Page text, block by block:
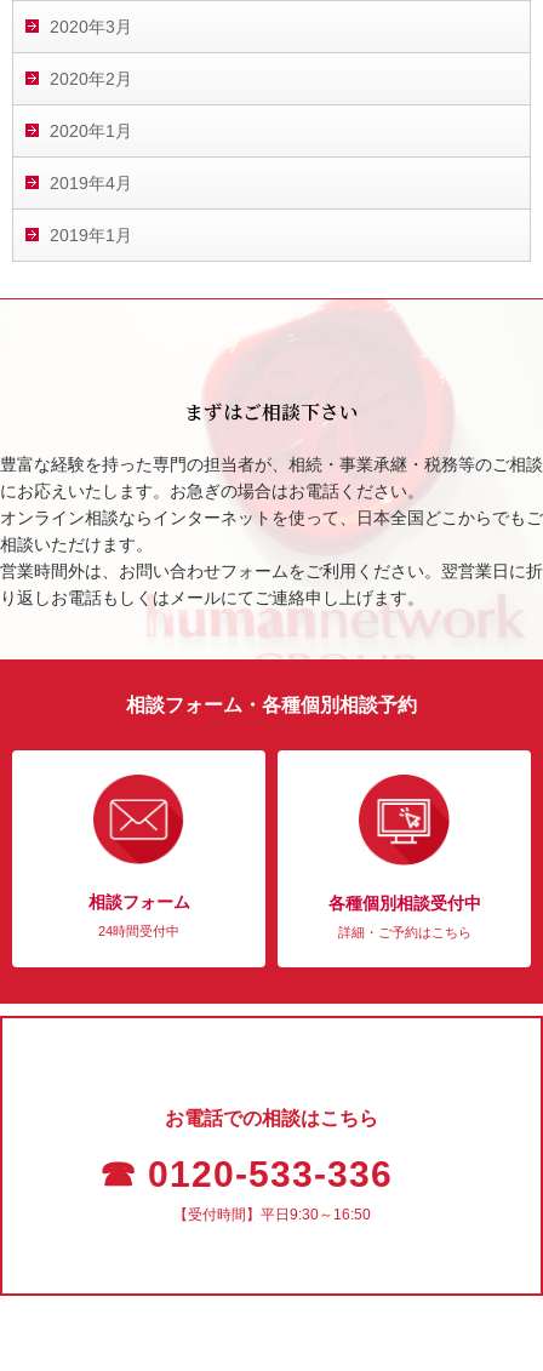
2020年3月
2020年2月
2020年1月
2019年4月
2019年1月
まずはご相談下さい
豊富な経験を持った専門の担当者が、相続・事業承継・税務等のご相談
にお応えいたします。お急ぎの場合はお電話ください。
オンライン相談ならインターネットを使って、日本全国どこからでもご
相談いただけます。
営業時間外は、お問い合わせフォームをご利用ください。翌営業日に折
り返しお電話もしくはメールにてご連絡申し上げます。
相談フォーム・各種個別相談予約
相談フォーム
24時間受付中
各種個別相談受付中
詳細・ご予約はこちら
お電話での相談はこちら
☎ 0120-533-336
【受付時間】平日9:30～16:50